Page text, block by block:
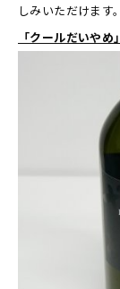
しみいただけます。
「クールだいや